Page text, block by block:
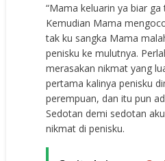
“Mama keluarin ya biar ga
Kemudian Mama
tak ku sangka Mama
penisku ke mulutnya.
merasakan nikmat yang
pertama kalinya penisku
perempuan, dan itu pun
Sedotan demi sedotan
nikmat di penisku.